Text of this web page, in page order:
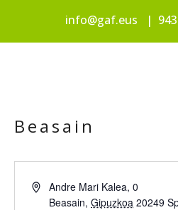
info@gaf.eus |
Beasain
Dirección
Andre Mari Kalea, 0
Beasain, Gipuzkoa 20249